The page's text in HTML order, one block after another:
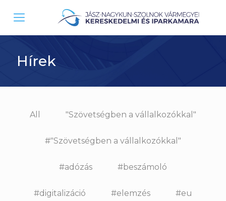
Hírek
All "Szövetségben a vállalkozókkal"
#"Szövetségben a vállalkozókkal"
#adózás #beszámoló
#digitalizáció #elemzés #eu